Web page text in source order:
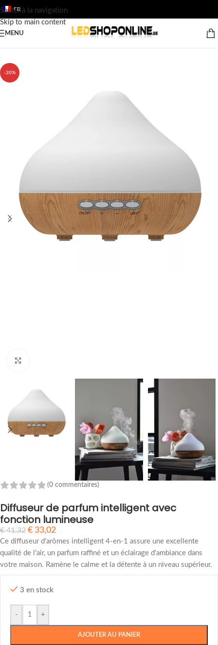
Sauter à la navigation
Skip to main content
FR
MENU
Accueil Sortie
-20%
(0 commentaires)
Diffuseur de parfum intelligent avec
fonction lumineuse
€41,32 € 33,02
Ce diffuseur d'arômes intelligent 4-en-1 assure une excellente
qualité de l'air, un parfum raffiné et un éclairage d'ambiance dans
votre maison. Ramène le calme et la détente à un niveau supérieur.
3 en stock
- +
AJOUTER AU PANIER